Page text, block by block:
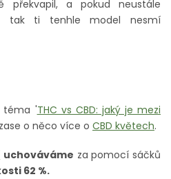
překvapil, a pokud neustále
tak ti tenhle model nesmí
téma 'THC vs CBD: jaký je mezi
o něco více o CBD květech.
uchováváme za pomocí sáčků
62 %.